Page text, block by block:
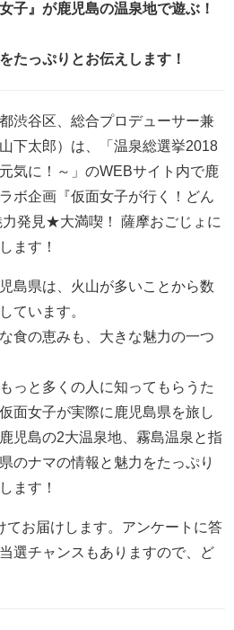
子』が鹿児島の温泉地で遊ぶ！
たっぷりとお伝えします！
渋谷区、総合プロデューサー兼
下太郎）は、「温泉総選挙2018
気に！～」のWEBサイト内で鹿
ボ企画『仮面女子が行く！どん
発見★大満喫！ 薩摩おごじょに
ます！
島県は、火山が多いことから数
ています。
食の恵みも、大きな魅力の一つ
っと多くの人に知ってもらうた
面女子が実際に鹿児島県を旅し
児島の2大温泉地、霧島温泉と指
のナマの情報と魅力をたっぷり
ます！
てお届けします。アンケートに答
選チャンスもありますので、ど